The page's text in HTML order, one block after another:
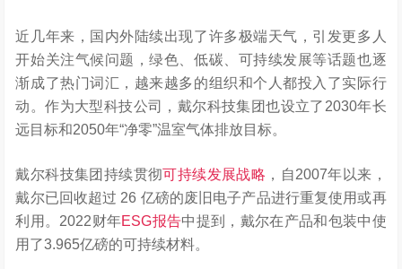
近几年来，国内外陆续出现了许多极端天气，引发更多人
开始关注气候问题，绿色、低碳、可持续发展等话题也逐
渐成了热门词汇，越来越多的组织和个人都投入了实际行
动。作为大型科技公司，戴尔科技集团也设立了2030年长
远目标和2050年“净零”温室气体排放目标。
戴尔科技集团持续贯彻可持续发展战略 ，自2007年以来，
戴尔已回收超过 26 亿磅的废旧电子产品进行重复使用或再
利用。2022财年ESG报告中提到，戴尔在产品和包装中使
用了3.965亿磅的可持续材料。